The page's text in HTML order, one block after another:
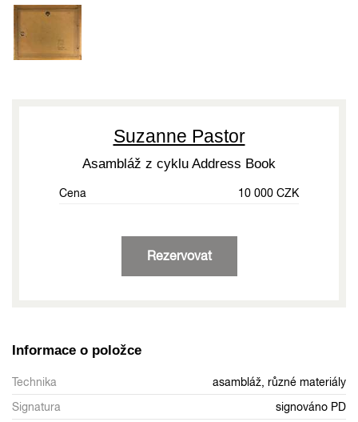
Suzanne Pastor
Asambláž z cyklu Address Book
Cena 10 000 CZK
Rezervovat
Informace o položce
Technika
asambláž, různé materiály
Signatura
signováno PD